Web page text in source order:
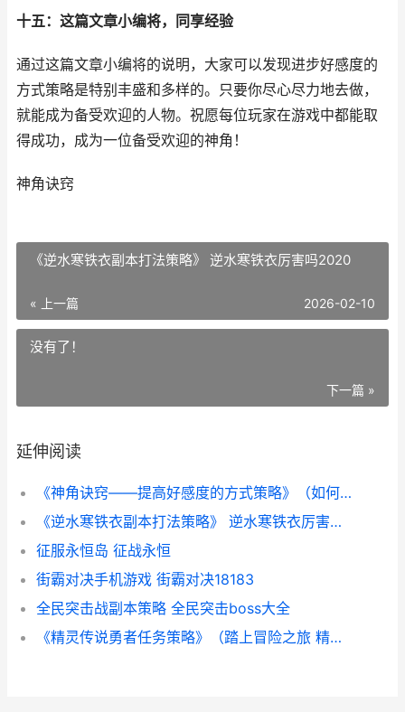
十五：这篇文章小编将，同享经验
通过这篇文章小编将的说明，大家可以发现进步好感度的
方式策略是特别丰盛和多样的。只要你尽心尽力地去做，
就能成为备受欢迎的人物。祝愿每位玩家在游戏中都能取
得成功，成为一位备受欢迎的神角！
神角诀窍
《逆水寒铁衣副本打法策略》 逆水寒铁衣厉害吗2020
« 上一篇 2026-02-10
没有了！
下一篇 »
延伸阅读
《神角诀窍——提高好感度的方式策略》（如何在游戏中成为最受欢迎的人物 神角技巧游戏攻略
《逆水寒铁衣副本打法策略》 逆水寒铁衣厉害吗2020
征服永恒岛 征战永恒
街霸对决手机游戏 街霸对决18183
全民突击战副本策略 全民突击boss大全
《精灵传说勇者任务策略》（踏上冒险之旅 精灵传说视频